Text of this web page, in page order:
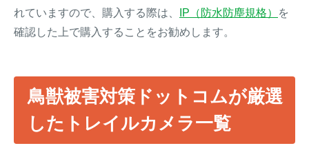
れていますので、購入する際は、 IP（防水防塵規格）
を
確認した上で購入することをお勧めします。
鳥獣被害対策ドットコムが厳選
したトレイルカメラ一覧